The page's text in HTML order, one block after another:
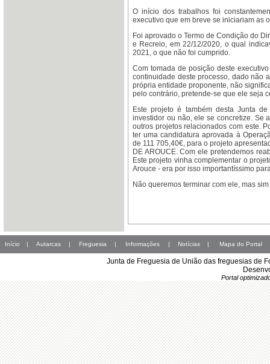
O início dos trabalhos foi
executivo que em breve se iniciariam as
Foi aprovado o Termo de Condição do
e Recreio, em 22/12/2020, o qual
2021, o que não foi cumprido.
Com tomada de posição deste
continuidade deste processo, dado não
própria entidade proponente, não
pelo contrário, pretende-se que ele seja
Este projeto é também desta Junta
investidor ou não, ele se concretize. Se
outros projetos relacionados com este.
ter uma candidatura aprovada à
de 111 705,40€, para o projeto
DE AROUCE. Com ele pretendemos
Este projeto vinha complementar o
Arouce - era por isso importantíssimo
Não queremos terminar com ele, mas
Início | Autarcas | Freguesia | Informações | Notícias | Mapa do Portal
Junta de Freguesia de União das freguesias de
Portal